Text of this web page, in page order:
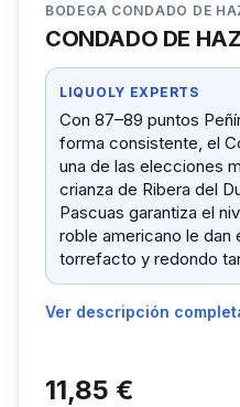
BODEGA CONDADO DE
CONDADO DE
LIQUOLY EXPERTS
Con 87–89 puntos
forma consistente, el
una de las elecciones
crianza de Ribera del
Pascuas garantiza el
roble americano le dan
torrefacto y redondo
Ver descripción
11,85 €